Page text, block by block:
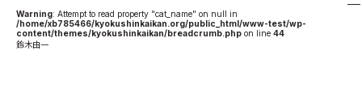
試合規則
Warning: Attempt to read property "cat_name" on null in
/home/xb785466/kyokushinkaikan.org/public_html/www-test/wp-
content/themes/kyokushinkaikan/breadcrumb.php on line 44
鈴木由一